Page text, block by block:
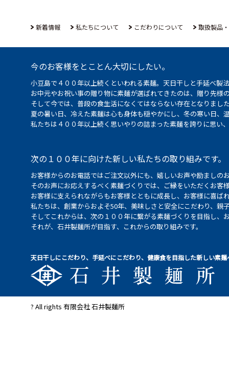
新着情報 私たちについて こだわりについて 取扱製品
今のお客様をとことん大切にしたい。
小豆島で４００年以上続くといわれる素麺。天日干しと手延べ
お中元やお祝い事の贈り物に素麺が選ばれてきたのは、贈り先
そして今では、普段の食生活になくてはならない存在となりまし
夏の暑い日、冷えた素麺は心も身体も穏やかにし、冬の寒い日
私たちは４００年以上続く思いやりの詰まった素麺を誇りに思
次の１００年に向けた新しい私たちの取り組みです。
お客様からのお電話ではご注文以外にも、嬉しいお声や励まし
そのお声にお応えするべく素麺づくりでは、ご縁をいただくお
お客様に支えられながらもお客様とともに成長し、お客様に喜ば
私たちは、創業からおよそ50年、美味しさと安全にこだわり、
そしてこれからは、次の１００年に繋がる素麺づくりを目指し
それが、石井製麺所が目指す、これからの取り組みです。
天日干しにこだわり、手延べにこだわり、健康食を目指した新しい素麺
? All rights 有限会社 石井製麺所